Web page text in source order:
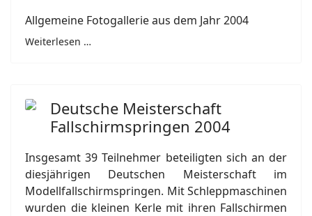
Allgemeine Fotogallerie aus dem Jahr 2004
Weiterlesen …
Deutsche Meisterschaft
Fallschirmspringen 2004
Insgesamt 39 Teilnehmer beteiligten sich an der
diesjährigen Deutschen Meisterschaft im
Modellfallschirmspringen. Mit Schleppmaschinen
wurden die kleinen Kerle mit ihren Fallschirmen